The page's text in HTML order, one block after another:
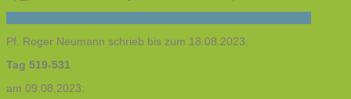
Pf. Roger Neumann schrieb bis zum 18.08.2023:
Tag 519-531
am 09.08.2023: